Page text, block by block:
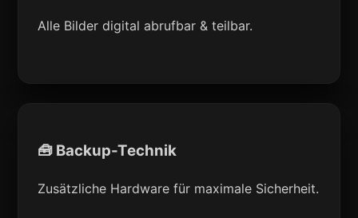
Alle Bilder digital abrufbar & teilbar.
🧰 Backup-Technik
Zusätzliche Hardware für maximale Sicherheit.